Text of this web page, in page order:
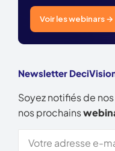
Voir les webinars →
Newsletter
Soyez notifiés de
nos prochains